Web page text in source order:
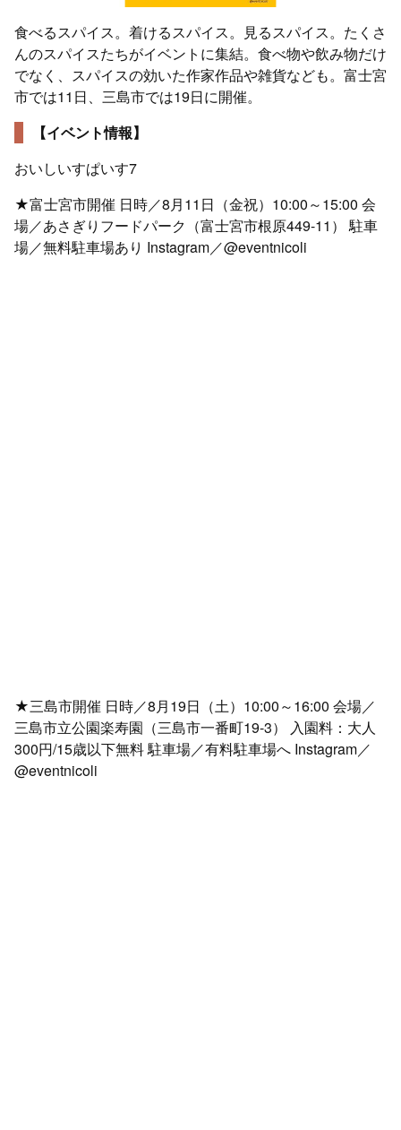
食べるスパイス。着けるスパイス。見るスパイス。たくさ
んのスパイスたちがイベントに集結。食べ物や飲み物だけ
でなく、スパイスの効いた作家作品や雑貨なども。富士宮
市では11日、三島市では19日に開催。
【イベント情報】
おいしいすぱいす7
★富士宮市開催 日時／8月11日（金祝）10:00～15:00 会
場／あさぎりフードパーク（富士宮市根原449-11） 駐車
場／無料駐車場あり Instagram／@eventnicoli
★三島市開催 日時／8月19日（土）10:00～16:00 会場／
三島市立公園楽寿園（三島市一番町19-3） 入園料：大人
300円/15歳以下無料 駐車場／有料駐車場へ Instagram／
@eventnicoli